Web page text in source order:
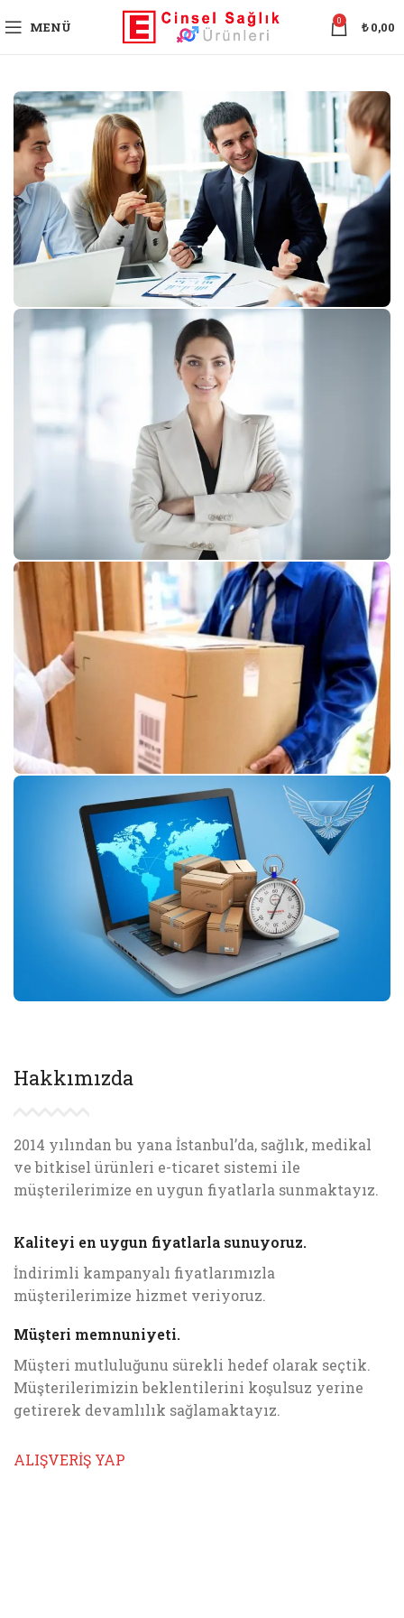
MENÜ 0 ₺0,00
Hakkımızda
2014 yılından bu yana İstanbul’da, sağlık, medikal
ve bitkisel ürünleri e-ticaret sistemi ile
müşterilerimize en uygun fiyatlarla sunmaktayız.
Kaliteyi en uygun fiyatlarla sunuyoruz.
İndirimli kampanyalı fiyatlarımızla
müşterilerimize hizmet veriyoruz.
Müşteri memnuniyeti.
Müşteri mutluluğunu sürekli hedef olarak seçtik.
Müşterilerimizin beklentilerini koşulsuz yerine
getirerek devamlılık sağlamaktayız.
ALIŞVERİŞ YAP